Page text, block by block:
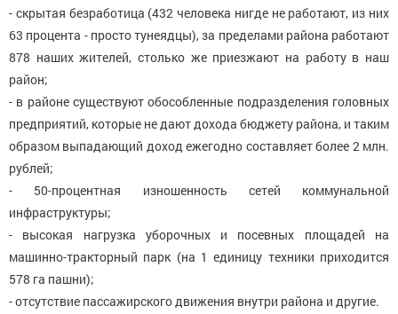
- скрытая безработица (432 человека нигде не работают, из них
63 процента - просто тунеядцы), за пределами района работают
878 наших жителей, столько же приезжают на работу в наш
район;
- в районе существуют обособленные подразделения головных
предприятий, которые не дают дохода бюджету района, и таким
образом выпадающий доход ежегодно составляет более 2 млн.
рублей;
- 50-процентная изношенность сетей коммунальной
инфраструктуры;
- высокая нагрузка уборочных и посевных площадей на
машинно-тракторный парк (на 1 единицу техники приходится
578 га пашни);
- отсутствие пассажирского движения внутри района и другие.